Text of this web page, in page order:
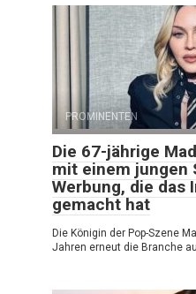
PROMINENTEN
Die 67-jährige
mit einem jungen
Werbung, die das
gemacht hat
Die Königin der Pop-Szene
Jahren erneut die Branche